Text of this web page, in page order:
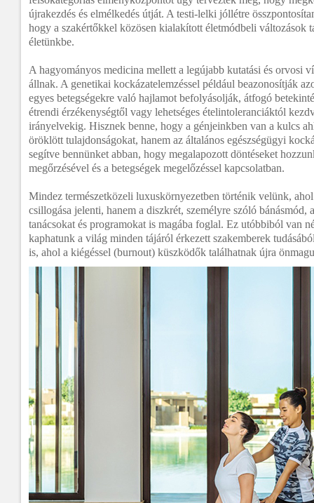
újrakezdés és elmélkedés útját. A testi-lelki jóllétre
hogy a szakértőkkel közösen kialakított életmódbeli változások
életünkbe.
A hagyományos medicina mellett a legújabb kutatási és orvosi
állnak. A genetikai kockázatelemzéssel például beazonosítják
egyes betegségekre való hajlamot befolyásolják, átfogó
étrendi érzékenységtől vagy lehetséges ételintoleranciáktól
irányelvekig. Hisznek benne, hogy a génjeinkben van a kulcs
öröklött tulajdonságokat, hanem az általános egészségügyi
segítve bennünket abban, hogy megalapozott döntéseket
megőrzésével és a betegségek megelőzéssel kapcsolatban.
Mindez természetközeli luxuskörnyezetben történik velünk,
csillogása jelenti, hanem a diszkrét, személyre szóló bánásmód,
tanácsokat és programokat is magába foglal. Ez utóbbiból van
kaphatunk a világ minden tájáról érkezett szakemberek
is, ahol a kiégéssel (burnout) küszködők találhatnak újra